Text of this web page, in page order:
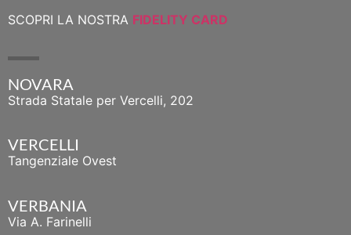
SCOPRI LA NOSTRA FIDELITY CARD
NOVARA
Strada Statale per Vercelli, 202
VERCELLI
Tangenziale Ovest
VERBANIA
Via A. Farinelli